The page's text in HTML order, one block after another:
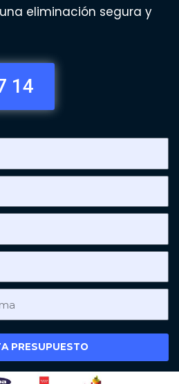
eliminación segura y
14
PRESUPUESTO